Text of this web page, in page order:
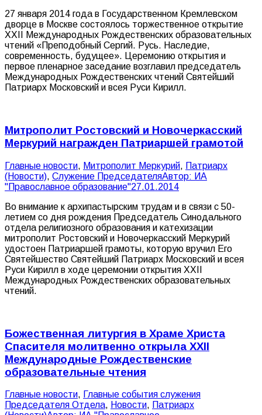
27 января 2014 года в Государственном Кремлевском
дворце в Москве состоялось торжественное открытие
XXII Международных Рождественских образовательных
чтений «Преподобный Сергий. Русь. Наследие,
современность, будущее». Церемонию открытия и
первое пленарное заседание возглавил председатель
Международных Рождественских чтений Святейший
Патриарх Московский и всея Руси Кирилл.
Митрополит Ростовский и Новочеркасский
Меркурий награжден Патриаршей грамотой
Главные новости, Митрополит Меркурий, Патриарх
(Новости), Служение ПредседателяАвтор: ИА
"Православное образование"27.01.2014
Во внимание к архипастырским трудам и в связи с 50-
летием со дня рождения Председатель Синодального
отдела религиозного образования и катехизации
митрополит Ростовский и Новочеркасский Меркурий
удостоен Патриаршей грамоты, которую вручил Его
Святейшество Святейший Патриарх Московский и всея
Руси Кирилл в ходе церемонии открытия XXII
Международных Рождественских образовательных
чтений.
Божественная литургия в Храме Христа
Спасителя молитвенно открыла XXII
Международные Рождественские
образовательные чтения
Главные новости, Главные события служения
Председателя Отдела, Новости, Патриарх